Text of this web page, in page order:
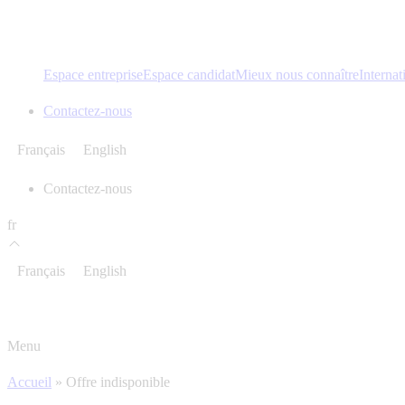
Espace entrepriseEspace candidatMieux nous connaître
Contactez-nous
Français English
Contactez-nous
fr
Français English
Menu
Accueil » Offre indisponible